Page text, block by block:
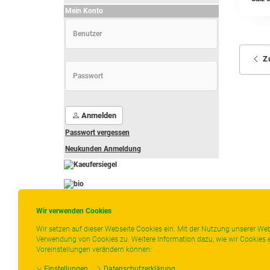
Wir verwenden Cookies
Wir setzen auf dieser Webseite Cookies ein. Mit der Nutzung unserer
Verwendung von Cookies zu. Weitere Information dazu, wie wir Cookies
Voreinstellungen verändern können:
Mein Konto
Anmelden
Passwort vergessen
Neukunden Anmeldung
* gilt für Lieferungen innerhalb Deutschlands,